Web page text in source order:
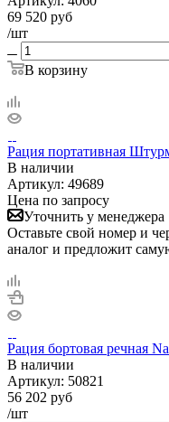
69 520 руб
/шт
В корзину
Рация портативная
В наличии
Артикул: 49689
Цена по запросу
Уточнить у менеджера
Оставьте свой номер и
аналог и предложит
Рация бортовая речная
В наличии
Артикул: 50821
56 202 руб
/шт